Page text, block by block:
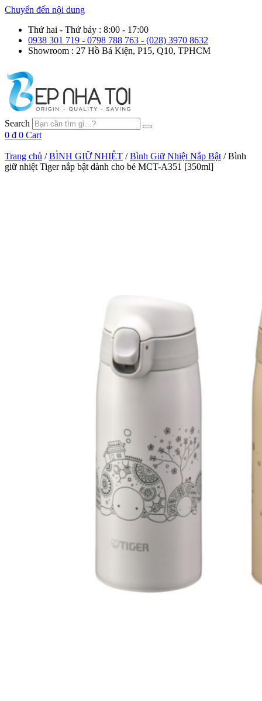
Chuyển đến nội dung
Thứ hai - Thứ bảy : 8:00 - 17:00
0938 301 719 - 0798 788 763 - (028) 3970 8632
Showroom : 27 Hồ Bá Kiện, P15, Q10, TPHCM
Search
0 ₫ 0 Cart
Trang chủ /BÌNH GIỮ NHIỆT /Bình Giữ Nhiệt Nắp Bật / Bình
giữ nhiệt Tiger nắp bật dành cho bé MCT-A351 [350ml]